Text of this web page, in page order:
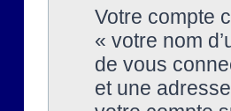
Votre compte
« votre nom
de vous
et une